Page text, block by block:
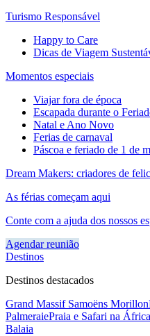
Turismo Responsável
Happy to Care
Dicas de Viagem
Momentos especiais
Viajar fora de época
Escapada durante o
Natal e Ano Novo
Ferias de carnaval
Páscoa e feriado de 1 de
Dream Makers: criadores de
As férias começam aqui
Conte com a ajuda dos nossos
Agendar reunião
Destinos
Destinos destacados
Grand Massif Samoëns Morillon
PalmeraiePraia e Safari na
Balaia